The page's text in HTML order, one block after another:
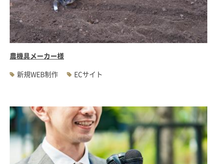
農機具メーカー様
新規WEB制作
ECサイト